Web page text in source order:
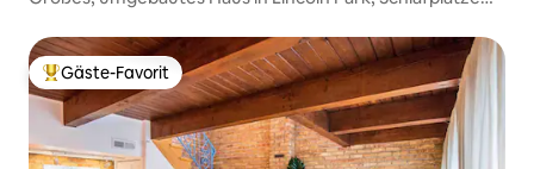
Beliebter Gäste-Favorit.
Gäste-Favorit